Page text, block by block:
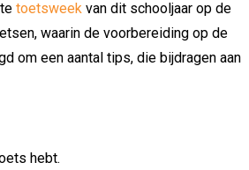
toetsweek van dit schooljaar op de
waarin de voorbereiding op de
om een aantal tips, die bijdragen aan
hebt.